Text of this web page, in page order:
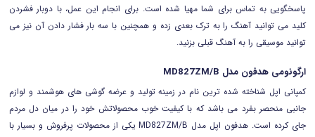
پاسخگویی به تماس برای شما مهیا شده است. برای انجام این عمل، با دوبار فشردن
کلید می توانید آهنگ را به ترک بعدی زده و همچنین با سه بار فشار دادن آن نیز می
توانید موسیقی را به آهنگ قبلی بزنید.
ارگونومی هدفون مدل MD827ZM/B
کمپانی اپل شناخته شده ترین نام در زمینه تولید و عرضه گوشی های هوشمند و لوازم
جانبی منحصر بفرد می باشد که با کیفیت خوب محصولاتش خود را در میان دل مردم
جای کرده است. هدفون اپل مدل MD827ZM/B یکی از محصولات پرفروش و بسیار با